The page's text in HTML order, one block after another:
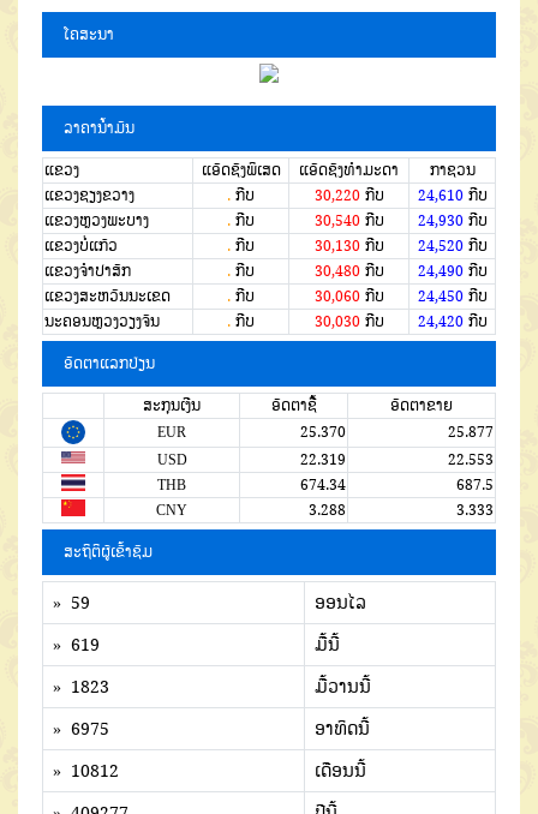
ໂຄສະນາ
ລາຄານໍ້າມັນ
ແຂວງ ແອັດຊັງພິເສດ ແອັດຊັງທຳມະດາ
ກາຊວນ
ແຂວງຊຽງຂວາງ
. ກີບ 30,220ກີບ 24,610ກີບ
ແຂວງຫຼວງພະບາງ
. ກີບ 30,540ກີບ 24,930ກີບ
ແຂວງບໍ່ແກ້ວ
. ກີບ 30,130ກີບ 24,520ກີບ
ແຂວງຈໍາປາສັກ
. ກີບ 30,480ກີບ 24,490ກີບ
ແຂວງສະຫວັນນະເຂດ
. ກີບ 30,060ກີບ 24,450ກີບ
ນະຄອນຫຼວງວຽງຈັນ
. ກີບ 30,030ກີບ 24,420ກີບ
ອັດຕາແລກປ່ຽນ
ສະກຸນເງີນ ອັດຕາຊື້
ອັດຕາຂາຍ
EUR
25.370
25.877
USD
22.319
22.553
THB
674.34
687.5
CNY
3.288 3.333
ສະຖິຕິຜູ້ເຂົ້າຊົມ
» 59
ອອນໄລ
» 619
ມື້ນີ້
» 1823
ມື້ວານນີ້
» 6975
ອາທິດນີ້
» 10812
ເດືອນນີ້